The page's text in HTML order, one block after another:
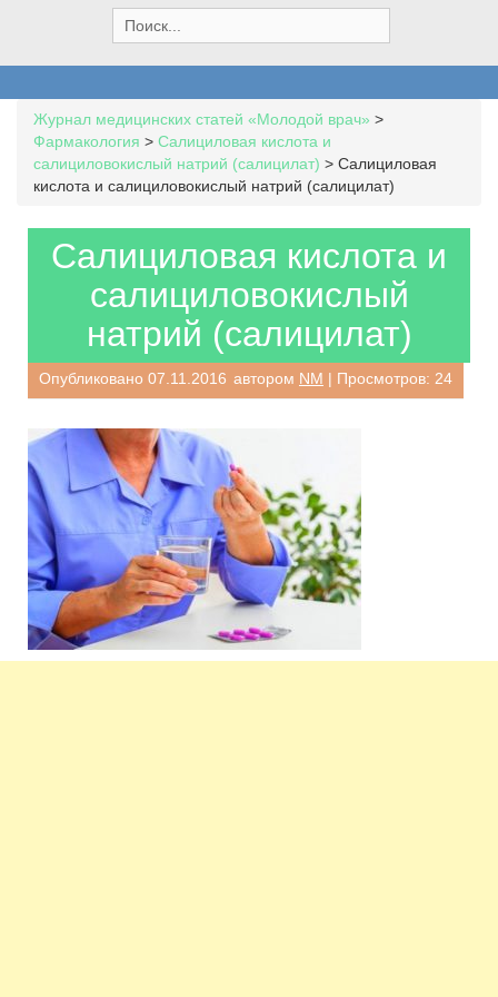
e
a
h
f
o
r
Журнал медицинских статей «Молодой врач» >
Фармакология > Салициловая кислота и
салициловокислый натрий (салицилат) > Салициловая
кислота и салициловокислый натрий (салицилат)
Салициловая кислота и
салициловокислый
натрий (салицилат)
Опубликовано 07.11.2016 автором NM | Просмотров: 24